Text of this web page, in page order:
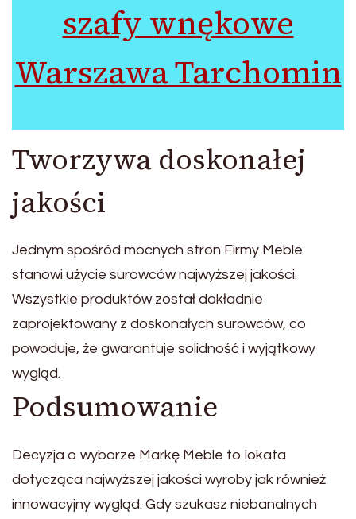
szafy wnękowe
Warszawa Tarchomin
Tworzywa doskonałej
jakości
Jednym spośród mocnych stron Firmy Meble
stanowi użycie surowców najwyższej jakości.
Wszystkie produktów został dokładnie
zaprojektowany z doskonałych surowców, co
powoduje, że gwarantuje solidność i wyjątkowy
wygląd.
Podsumowanie
Decyzja o wyborze Markę Meble to lokata
dotycząca najwyższej jakości wyroby jak również
innowacyjny wygląd. Gdy szukasz niebanalnych